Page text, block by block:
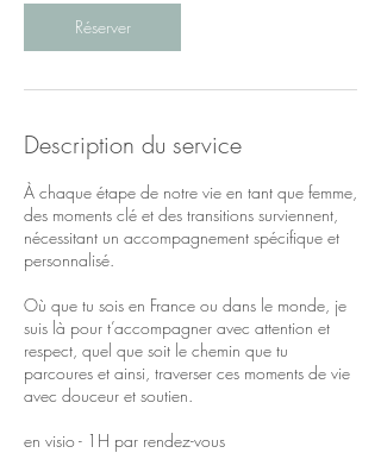
Réserver
Description du service
À chaque étape de notre vie en tant que femme,
des moments clé et des transitions surviennent,
nécessitant un accompagnement spécifique et
personnalisé.
Où que tu sois en France ou dans le monde, je
suis là pour t’accompagner avec attention et
respect, quel que soit le chemin que tu
parcoures et ainsi, traverser ces moments de vie
avec douceur et soutien.
en visio - 1H par rendez-vous